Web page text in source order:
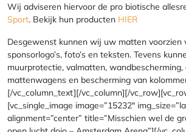
Wij adviseren hiervoor de pro biotische
Sport. Bekijk hun producten HIER
Desgewenst kunnen wij uw matten voorzien
sponsorlogo’s, foto’s en teksten. Tevens
muurprotectie, valmatten,
mattenwagens en bescherming van
[/vc_column_text][/vc_column][/
[vc_single_image image=”15232″
alignment=”center” title=”Misschien wel de